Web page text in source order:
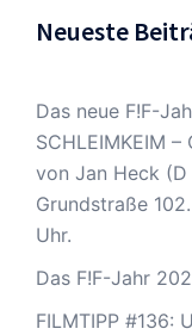
Neueste
Das neue F!F-
SCHLEIMKEIM –
von Jan Heck
Grundstraße
Uhr.
Das F!F-Jahr
FILMTIPP #136: